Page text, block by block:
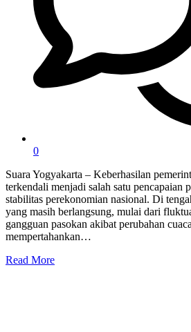
0
Suara Yogyakarta – Keberhasilan
terkendali menjadi salah satu pencapaian
stabilitas perekonomian nasional. Di
yang masih berlangsung, mulai dari
gangguan pasokan akibat perubahan
mempertahankan…
Read More